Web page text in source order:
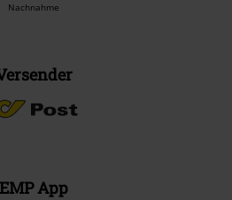
Nachnahme
EMP App